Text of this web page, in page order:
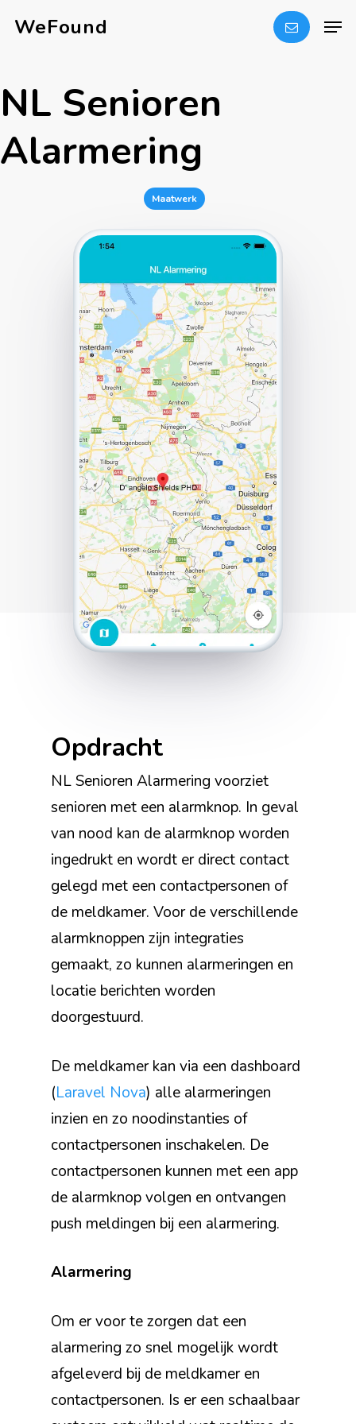
content
WeFound
NL Senioren
Alarmering
Maatwerk
Opdracht
NL Senioren Alarmering voorziet
senioren met een alarmknop. In geval
van nood kan de alarmknop worden
ingedrukt en wordt er direct contact
gelegd met een contactpersonen of
de meldkamer. Voor de verschillende
alarmknoppen zijn integraties
gemaakt, zo kunnen alarmeringen en
locatie berichten worden
doorgestuurd.
De meldkamer kan via een dashboard
(Laravel Nova) alle alarmeringen
inzien en zo noodinstanties of
contactpersonen inschakelen. De
contactpersonen kunnen met een app
de alarmknop volgen en ontvangen
push meldingen bij een alarmering.
Alarmering
Om er voor te zorgen dat een
alarmering zo snel mogelijk wordt
afgeleverd bij de meldkamer en
contactpersonen. Is er een schaalbaar